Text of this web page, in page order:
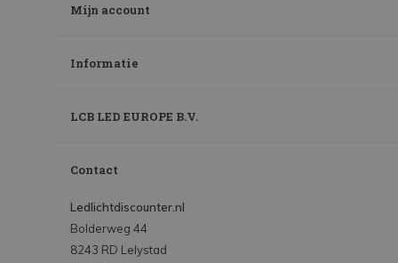
Mijn account
Informatie
LCB LED EUROPE B.V.
Contact
Ledlichtdiscounter.nl
Bolderweg 44
8243 RD Lelystad